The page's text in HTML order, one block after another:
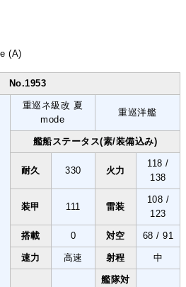
(A)
No.1953
重巡ネ級改 夏
mode
重巡洋艦
艦船ステータス(素/装備込み)
耐久 330 火力
118 /
138
装甲 111 雷装
108 /
123
搭載 0 対空 68 / 91
速力 高速 射程 中
艦隊対